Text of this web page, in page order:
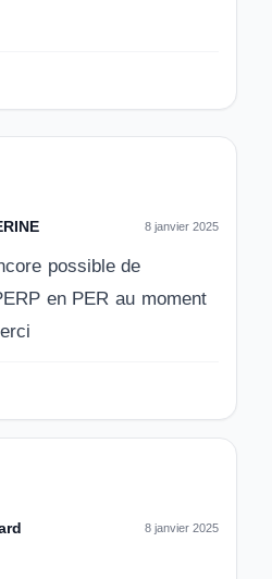
8 janvier 2025
possible de
en PER au moment
8 janvier 2025